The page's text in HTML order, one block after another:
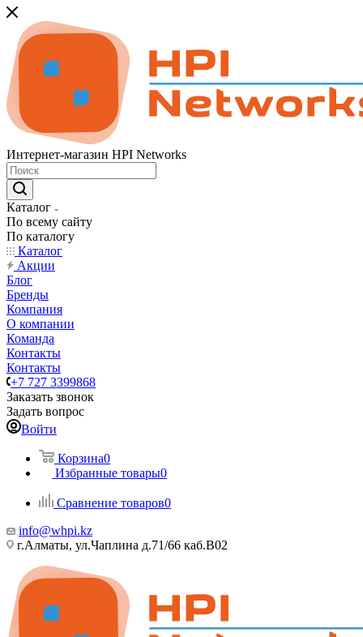
Интернет-магазин HPI Networks
Каталог
По всему сайту
По каталогу
Каталог
Акции
Блог
Бренды
Компания
О компании
Команда
Контакты
Контакты
+7 727 3399868
Заказать звонок
Задать вопрос
Войти
Корзина0
Избранные товары0
Сравнение товаров0
info@whpi.kz
г.Алматы, ул.Чаплина д.71/66 каб.B02